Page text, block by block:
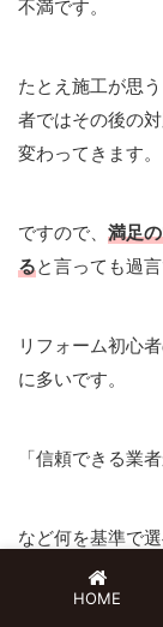
不満です。
たとえ施工が思
者ではその後の
変わってきます。
ですので、 満足
ると言っても過
リフォーム初心
に多いです。
「信頼できる業
など何を基準で
HOME